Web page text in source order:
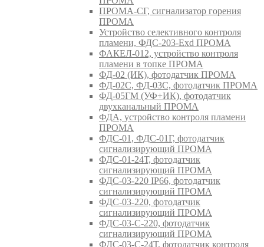
ПРОМА-СГ, сигнализатор горения
ПРОМА
Устройство селективного контроля
пламени, ФДС-203-Exd ПРОМА
ФАКЕЛ-012, устройство контроля
пламени в топке ПРОМА
ФД-02 (ИК), фотодатчик ПРОМА
ФД-02С, ФД-03С, фотодатчик ПРОМА
ФД-05ГМ (УФ+ИК), фотодатчик
двухканальный ПРОМА
ФДА, устройство контроля пламени
ПРОМА
ФДС-01, ФДС-01Г, фотодатчик
сигнализирующий ПРОМА
ФДС-01-24Т, фотодатчик
сигнализирующий ПРОМА
ФДС-03-220 IP66, фотодатчик
сигнализирующий ПРОМА
ФДС-03-220, фотодатчик
сигнализирующий ПРОМА
ФДС-03-С-220, фотодатчик
сигнализирующий ПРОМА
ФДС-03-С-24Т, фотодатчик контроля